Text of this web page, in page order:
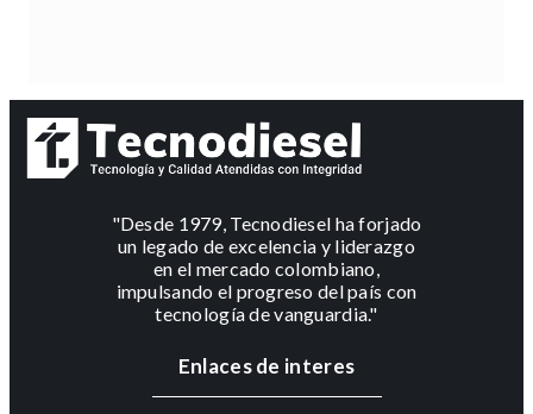
"Desde 1979, Tecnodiesel ha forjado
un legado de excelencia y liderazgo
en el mercado colombiano,
impulsando el progreso del país con
tecnología de vanguardia."
Enlaces de interes